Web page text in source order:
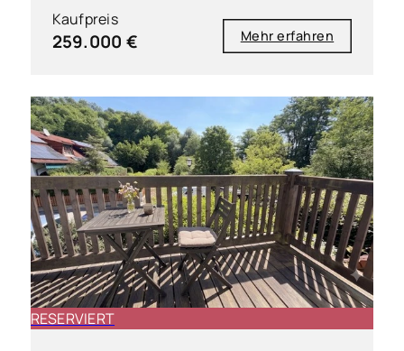
Kaufpreis
259.000 € Mehr erfahren
RESERVIERT